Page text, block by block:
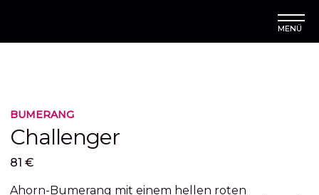
MENÜ
BUMERANG
Challenger
81 €
Ahorn-Bumerang mit einem hellen roten